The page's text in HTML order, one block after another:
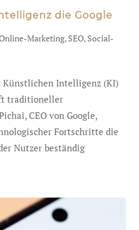
die Google
Marketing, SEO, Social-
Künstlichen Intelligenz (KI)
traditioneller
CEO von Google,
Fortschritte die
Nutzer beständig